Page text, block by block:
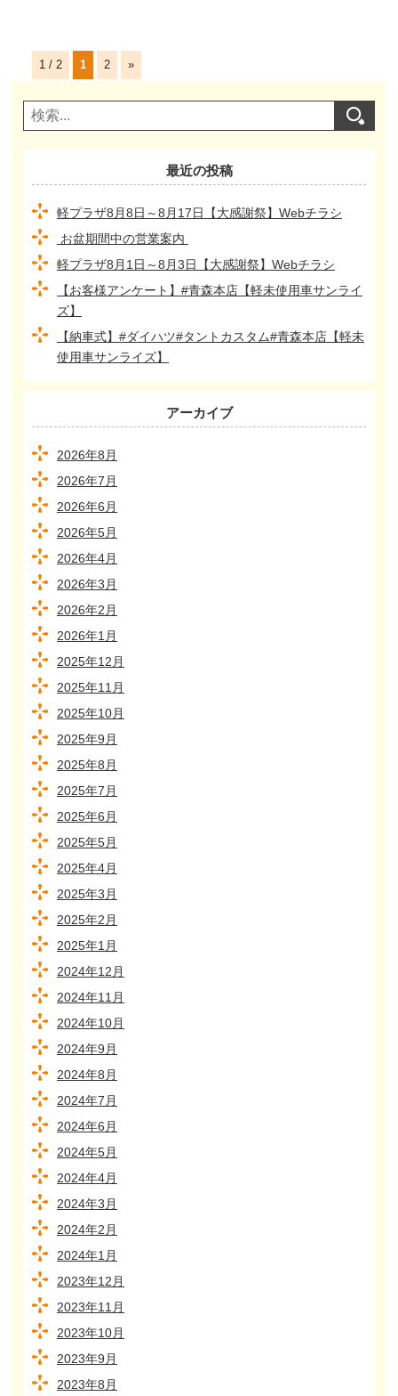
1 / 2 1 2 »
最近の投稿
軽プラザ8月8日～8月17日【大感謝祭】Webチラシ
お盆期間中の営業案内
軽プラザ8月1日～8月3日【大感謝祭】Webチラシ
【お客様アンケート】#青森本店【軽未使用車サンライ
ズ】
【納車式】#ダイハツ#タントカスタム#青森本店【軽未
使用車サンライズ】
アーカイブ
2026年8月
2026年7月
2026年6月
2026年5月
2026年4月
2026年3月
2026年2月
2026年1月
2025年12月
2025年11月
2025年10月
2025年9月
2025年8月
2025年7月
2025年6月
2025年5月
2025年4月
2025年3月
2025年2月
2025年1月
2024年12月
2024年11月
2024年10月
2024年9月
2024年8月
2024年7月
2024年6月
2024年5月
2024年4月
2024年3月
2024年2月
2024年1月
2023年12月
2023年11月
2023年10月
2023年9月
2023年8月